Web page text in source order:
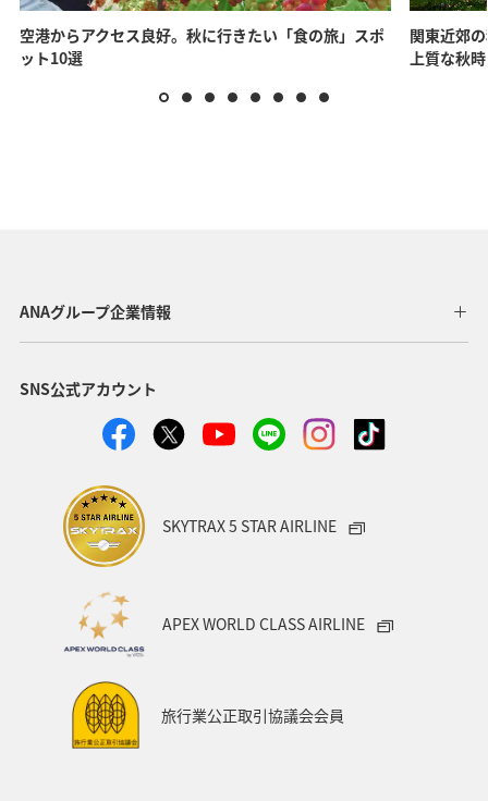
空港からアクセス良好。秋に行きたい「食の旅」スポ
ット10選
関東近郊
上質な秋
ANAグループ企業情報
SNS公式アカウント
SKYTRAX 5 STAR AIRLINE
APEX WORLD CLASS AIRLINE
旅行業公正取引協議会会員